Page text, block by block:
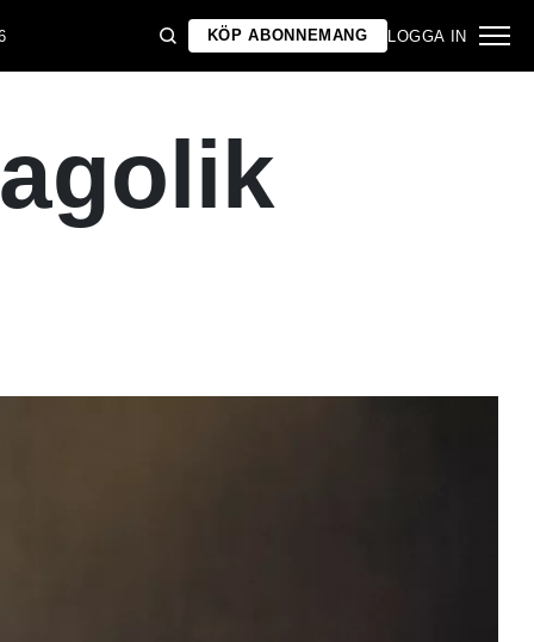
KÖP ABONNEMANG LOGGA IN